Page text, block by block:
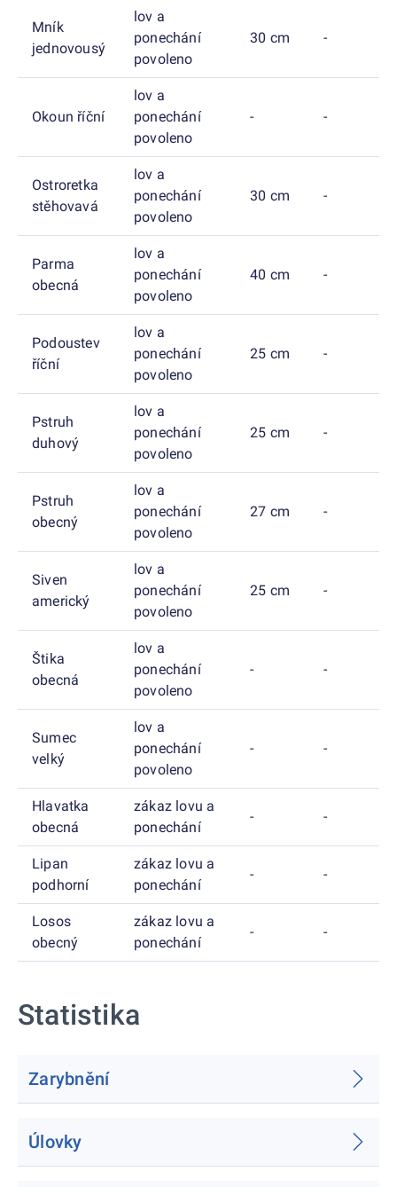
Mník
jednovousý
lov a
ponechání
povoleno
30 cm -
Okoun říční
lov a
ponechání
povoleno
- -
Ostroretka
stěhovavá
lov a
ponechání
povoleno
30 cm -
Parma
obecná
lov a
ponechání
povoleno
40 cm -
Podoustev
říční
lov a
ponechání
povoleno
25 cm -
Pstruh
duhový
lov a
ponechání
povoleno
25 cm -
Pstruh
obecný
lov a
ponechání
povoleno
27 cm -
Siven
americký
lov a
ponechání
povoleno
25 cm -
Štika
obecná
lov a
ponechání
povoleno
- -
Sumec
velký
lov a
ponechání
povoleno
- -
Hlavatka
obecná
zákaz lovu a
ponechání
- -
Lipan
podhorní
zákaz lovu a
ponechání
- -
Losos
obecný
zákaz lovu a
ponechání
- -
Statistika
Zarybnění
Úlovky